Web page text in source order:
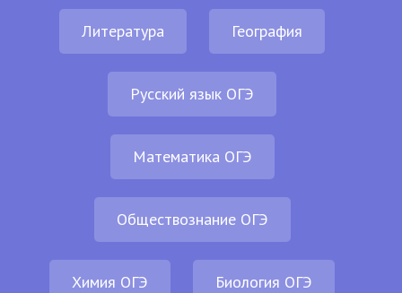
Литература География
Русский язык ОГЭ
Математика ОГЭ
Обществознание ОГЭ
Химия ОГЭ Биология ОГЭ